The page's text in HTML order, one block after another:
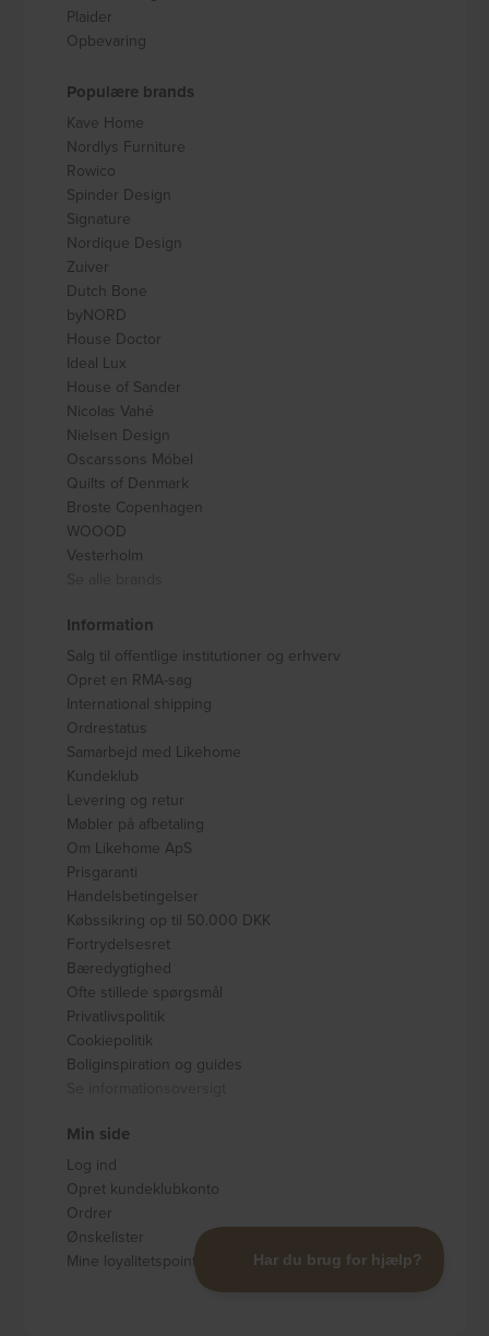
Plaider
Opbevaring
Populære brands
Kave Home
Nordlys Furniture
Rowico
Spinder Design
Signature
Nordique Design
Zuiver
Dutch Bone
byNORD
House Doctor
Ideal Lux
House of Sander
Nicolas Vahé
Nielsen Design
Oscarssons Móbel
Quilts of Denmark
Broste Copenhagen
WOOOD
Vesterholm
Information
Salg til offentlige institutioner og erhverv
Opret en RMA-sag
International shipping
Ordrestatus
Samarbejd med Likehome
Kundeklub
Levering og retur
Møbler på afbetaling
Om Likehome ApS
Prisgaranti
Handelsbetingelser
Købssikring op til 50.000 DKK
Fortrydelsesret
Bæredygtighed
Ofte stillede spørgsmål
Privatlivspolitik
Cookiepolitik
Boliginspiration og guides
Min side
Log ind
Opret kundeklubkonto
Ordrer
Ønskelister
Mine loyalitetspoints